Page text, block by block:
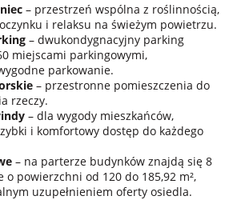
– przestrzeń wspólna z roślinnością,
i relaksu na świeżym powietrzu.
– dwukondygnacyjny parking
miejscami parkingowymi,
parkowanie.
– przestronne pomieszczenia do
rzeczy.
– dla wygody mieszkańców,
i komfortowy dostęp do każdego
– na parterze budynków znajdą się 8
o powierzchni od 120 do 185,92 m²,
uzupełnieniem oferty osiedla.